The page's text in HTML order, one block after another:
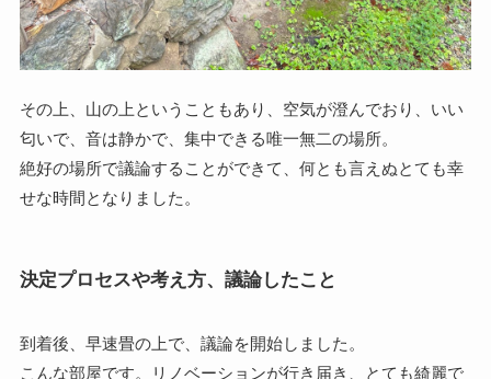
その上、山の上ということもあり、空気が澄んでおり、いい
匂いで、音は静かで、集中できる唯一無二の場所。
絶好の場所で議論することができて、何とも言えぬとても幸
せな時間となりました。
決定プロセスや考え方、議論したこと
到着後、早速畳の上で、議論を開始しました。
こんな部屋です。リノベーションが行き届き、とても綺麗で